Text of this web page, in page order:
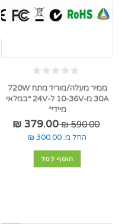
ממיר מעלה/מוריד מתח 720W
30A מ-10-36V ל-24V *במלאי
מיידי*
590.00 ₪
379.00 ₪
החל מ: 300.00 ₪
הוסף לסל